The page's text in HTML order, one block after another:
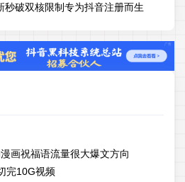
秒破双核限制专为抖音注册而生
画祝福语流量很大爆文方向
完10G视频